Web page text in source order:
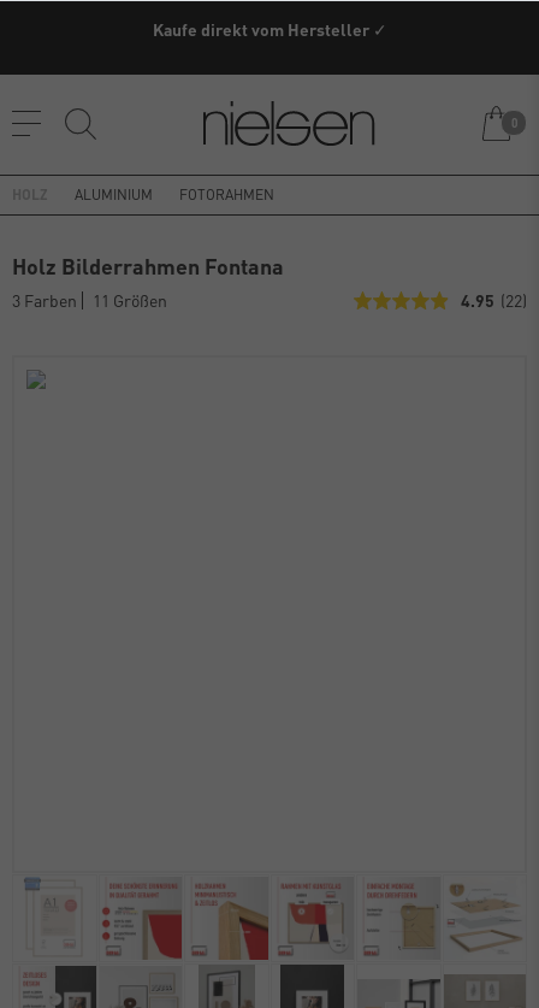
Kaufe direkt vom Hersteller ✓
0
ALUMINIUM FOTORAHMEN
Holz Bilderrahmen Fontana
3 Farben 11 Größen 4.95 (22)